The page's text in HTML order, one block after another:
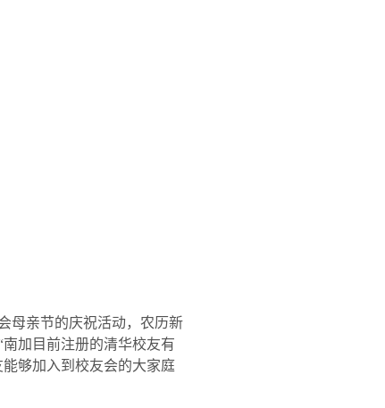
母亲节的庆祝活动，农历新
加目前注册的清华校友有
够加入到校友会的大家庭